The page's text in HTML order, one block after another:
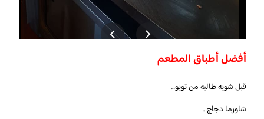
أفضل أطباق المطعم
قبل شويه طالبه من تويو…
شاورما دجاج…